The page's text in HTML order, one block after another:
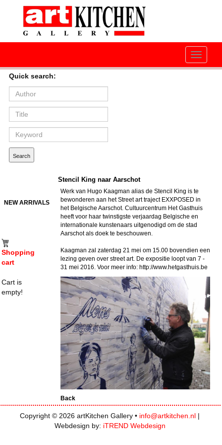
Toggle
Quick search:
NEW ARRIVALS
Shopping
cart
Cart is
empty!
Stencil King naar Aarschot
Werk van Hugo Kaagman alias de Stencil King is te
bewonderen aan het Street art traject EXXPOSED in
het Belgische Aarschot. Cultuurcentrum Het Gasthuis
heeft voor haar twinstigste verjaardag Belgische en
internationale kunstenaars uitgenodigd om de stad
Aarschot als doek te beschouwen.
Kaagman zal zaterdag 21 mei om 15.00 bovendien een
lezing geven over street art. De expositie loopt van 7 -
31 mei 2016. Voor meer info: http://www.hetgasthuis.be
Back
Copyright © 2026 artKitchen Gallery • info@artkitchen.nl |
Webdesign by: iTREND Webdesign